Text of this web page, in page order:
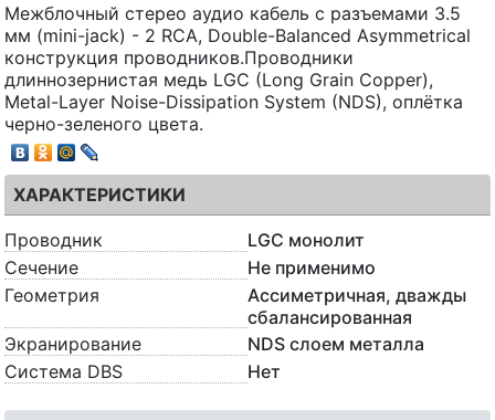
Межблочный стерео аудио кабель с разъемами 3.5
мм (mini-jack) - 2 RCA, Double-Balanced Asymmetrical
конструкция проводников.Проводники
длиннозернистая медь LGC (Long Grain Copper),
Metal-Layer Noise-Dissipation System (NDS), оплётка
черно-зеленого цвета.
ХАРАКТЕРИСТИКИ
Проводник
LGC монолит
Сечение
Не применимо
Геометрия
Ассиметричная, дважды
сбалансированная
Экранирование
NDS слоем металла
Система DBS
Нет